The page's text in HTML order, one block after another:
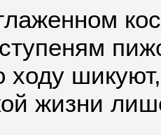
ходу шикуют,
жизни